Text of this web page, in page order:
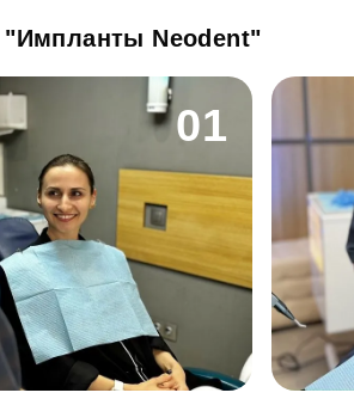
"Импланты Neodent"
01